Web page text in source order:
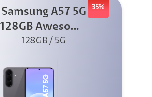
35%
Samsung A57 5G
128GB Awesome
Gray
128GB / 5G